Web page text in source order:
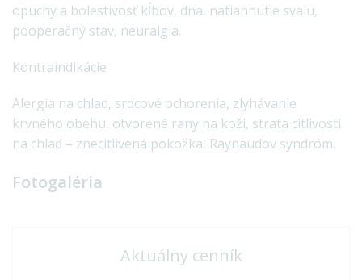
opuchy a bolestivosť kĺbov, dna, natiahnutie svalu,
pooperačný stav, neuralgia.
Kontraindikácie
Alergia na chlad, srdcové ochorenia, zlyhávanie
krvného obehu, otvorené rany na koži, strata citlivosti
na chlad – znecitlivená pokožka, Raynaudov syndróm.
Fotogaléria
Aktuálny cenník